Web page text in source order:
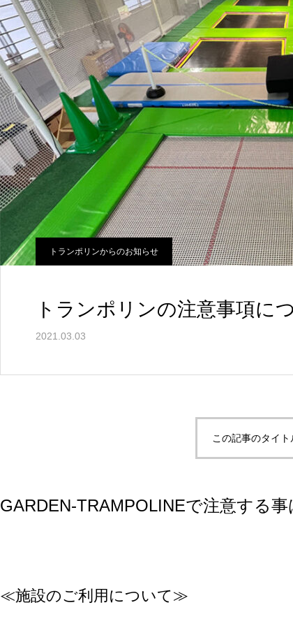
トランポリンからのお知らせ
トランポリンの注意事項に
2021.03.03
この記事のタイ
GARDEN-TRAMPOLINEで注意する事
≪施設のご利用について≫